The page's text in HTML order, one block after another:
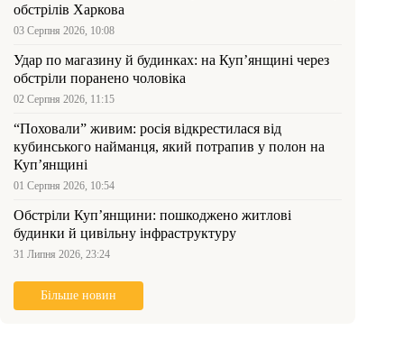
обстрілів Харкова
03 Серпня 2026, 10:08
Удар по магазину й будинках: на Куп’янщині через
обстріли поранено чоловіка
02 Серпня 2026, 11:15
“Поховали” живим: росія відкрестилася від
кубинського найманця, який потрапив у полон на
Куп’янщині
01 Серпня 2026, 10:54
Обстріли Куп’янщини: пошкоджено житлові
будинки й цивільну інфраструктуру
31 Липня 2026, 23:24
Більше новин